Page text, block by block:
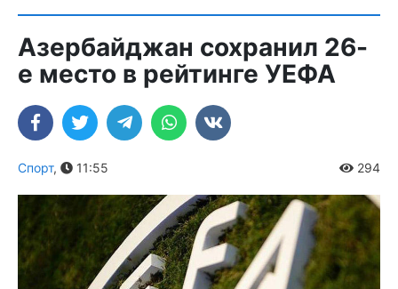
Азербайджан сохранил 26-
е место в рейтинге УЕФА
Спорт, 11:55 294